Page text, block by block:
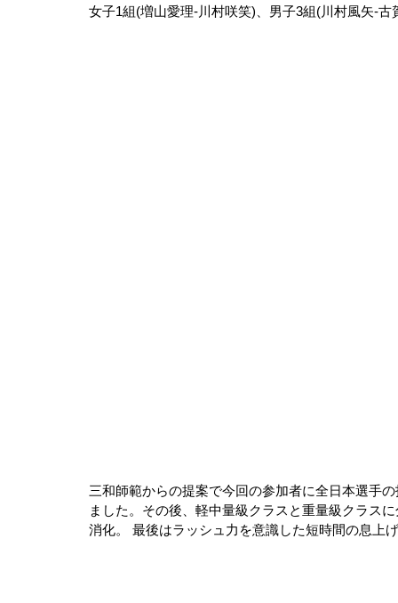
女子1組(増山愛理-川村咲笑)、男子3組(川村風矢-
三和師範からの提案で今回の参加者に全日本選手
ました。その後、軽中量級クラスと重量級クラス
消化。 最後はラッシュ力を意識した短時間の息上